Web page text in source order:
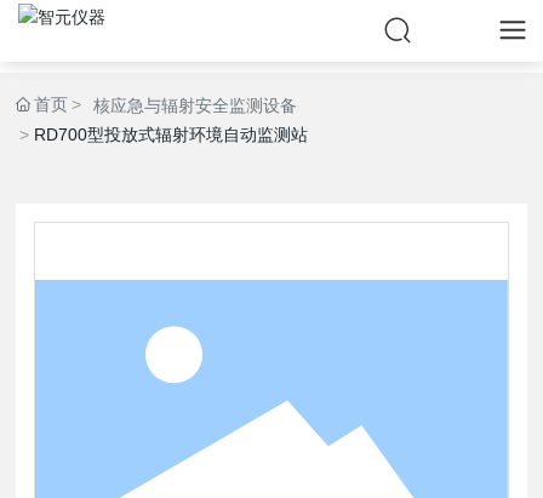
首页
核应急与辐射安全监测设备
RD700型投放式辐射环境自动监测站